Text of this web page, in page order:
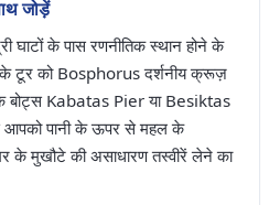
जोड़ें
के पास रणनीतिक स्थान होने के
टूर को Bosphorus दर्शनीय क्रूज़
बोट्स Kabatas Pier या Besiktas
आपको पानी के ऊपर से महल के
के मुखौटे की असाधारण तस्वीरें लेने का